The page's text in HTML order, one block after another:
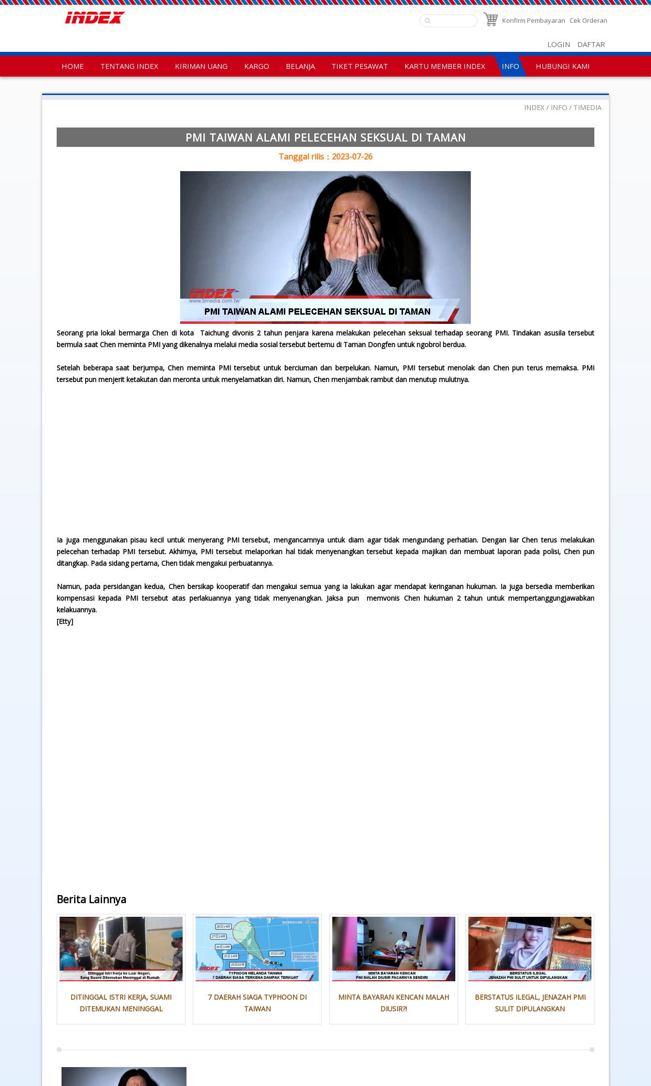
Konfirm Pembayaran Cek Orderan
LOGIN DAFTAR
HOME TENTANG INDEX KIRIMAN UANG KARGO BELANJA TIKET PESAWAT KARTU MEMBER INDEX INFO HUBUNGI KAMI
INDEX INFO TIMEDIA
PMI TAIWAN ALAMI PELECEHAN SEKSUAL DI TAMAN
Tanggal rilis：2023-07-26
Seorang pria lokal bermarga Chen di kota Taichung divonis 2 tahun penjara karena melakukan pelecehan seksual terhadap seorang PMI. Tindakan asusila tersebut
bermula saat Chen meminta PMI yang dikenalnya melalui media sosial tersebut bertemu di Taman Dongfen untuk ngobrol berdua.
Setelah beberapa saat berjumpa, Chen meminta PMI tersebut untuk berciuman dan berpelukan. Namun, PMI tersebut menolak dan Chen pun terus memaksa. PMI
tersebut pun menjerit ketakutan dan meronta untuk menyelamatkan diri. Namun, Chen menjambak rambut dan menutup mulutnya.
Ia juga menggunakan pisau kecil untuk menyerang PMI tersebut, mengancamnya untuk diam agar tidak mengundang perhatian. Dengan liar Chen terus melakukan
pelecehan terhadap PMI tersebut. Akhirnya, PMI tersebut melaporkan hal tidak menyenangkan tersebut kepada majikan dan membuat laporan pada polisi, Chen pun
ditangkap. Pada sidang pertama, Chen tidak mengakui perbuatannya.
Namun, pada persidangan kedua, Chen bersikap kooperatif dan mengakui semua yang ia lakukan agar mendapat keringanan hukuman. Ia juga bersedia memberikan
kompensasi kepada PMI tersebut atas perlakuannya yang tidak menyenangkan. Jaksa pun memvonis Chen hukuman 2 tahun untuk mempertanggungjawabkan
kelakuannya.
[Etty]
Berita Lainnya
DITINGGAL ISTRI KERJA, SUAMI
DITEMUKAN MENINGGAL
7 DAERAH SIAGA TYPHOON DI
TAIWAN
MINTA BAYARAN KENCAN MALAH
DIUSIR?!
BERSTATUS ILEGAL, JENAZAH PMI
SULIT DIPULANGKAN